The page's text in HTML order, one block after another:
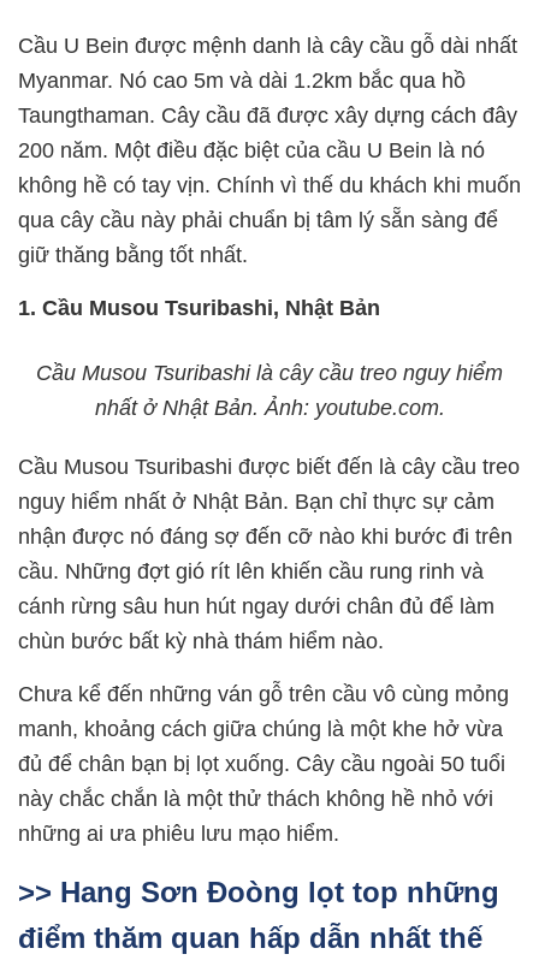
Cầu U Bein được mệnh danh là cây cầu gỗ dài nhất
Myanmar. Nó cao 5m và dài 1.2km bắc qua hồ
Taungthaman. Cây cầu đã được xây dựng cách đây
200 năm. Một điều đặc biệt của cầu U Bein là nó
không hề có tay vịn. Chính vì thế du khách khi muốn
qua cây cầu này phải chuẩn bị tâm lý sẵn sàng để
giữ thăng bằng tốt nhất.
1. Cầu Musou Tsuribashi, Nhật Bản
Cầu Musou Tsuribashi là cây cầu treo nguy hiểm
nhất ở Nhật Bản. Ảnh: youtube.com.
Cầu Musou Tsuribashi được biết đến là cây cầu treo
nguy hiểm nhất ở Nhật Bản. Bạn chỉ thực sự cảm
nhận được nó đáng sợ đến cỡ nào khi bước đi trên
cầu. Những đợt gió rít lên khiến cầu rung rinh và
cánh rừng sâu hun hút ngay dưới chân đủ để làm
chùn bước bất kỳ nhà thám hiểm nào.
Chưa kể đến những ván gỗ trên cầu vô cùng mỏng
manh, khoảng cách giữa chúng là một khe hở vừa
đủ để chân bạn bị lọt xuống. Cây cầu ngoài 50 tuổi
này chắc chắn là một thử thách không hề nhỏ với
những ai ưa phiêu lưu mạo hiểm.
>> Hang Sơn Đoòng lọt top những
điểm thăm quan hấp dẫn nhất thế